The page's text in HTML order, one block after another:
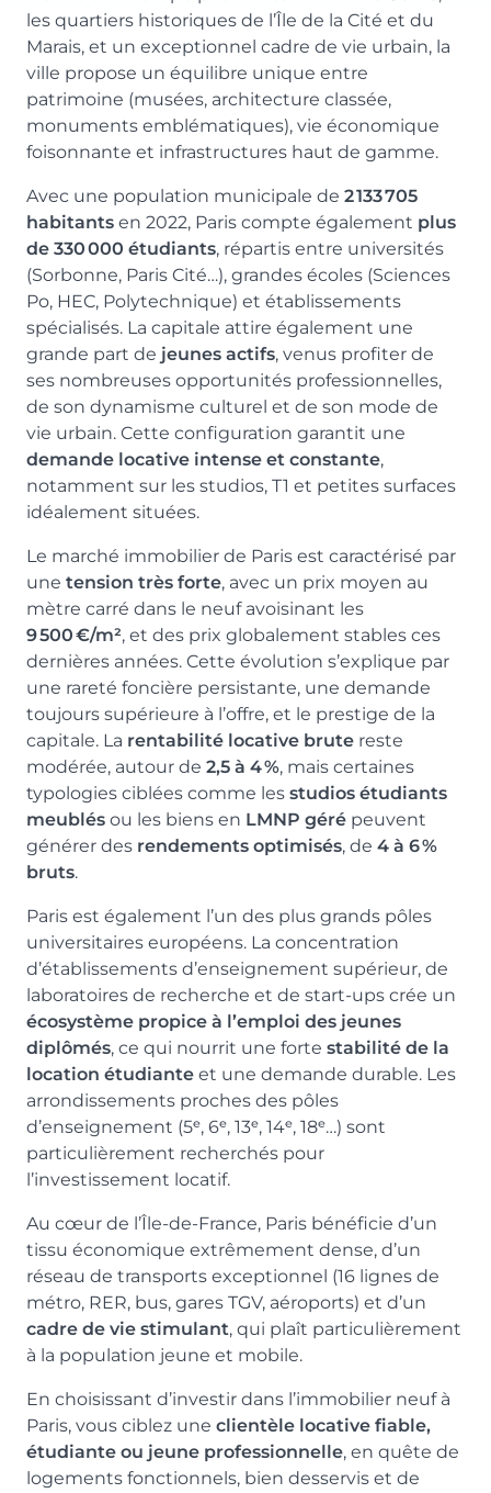
les quartiers historiques de l’Île de la Cité et du
Marais, et un exceptionnel cadre de vie urbain, la
ville propose un équilibre unique entre
patrimoine (musées, architecture classée,
monuments emblématiques), vie économique
foisonnante et infrastructures haut de gamme.
Avec une population municipale de 2 133 705
habitants en 2022, Paris compte également plus
de 330 000 étudiants, répartis entre universités
(Sorbonne, Paris Cité…), grandes écoles (Sciences
Po, HEC, Polytechnique) et établissements
spécialisés. La capitale attire également une
grande part de jeunes actifs, venus profiter de
ses nombreuses opportunités professionnelles,
de son dynamisme culturel et de son mode de
vie urbain. Cette configuration garantit une
demande locative intense et constante,
notamment sur les studios, T1 et petites surfaces
idéalement situées.
Le marché immobilier de Paris est caractérisé par
une tension très forte, avec un prix moyen au
mètre carré dans le neuf avoisinant les
9 500 €/m², et des prix globalement stables ces
dernières années. Cette évolution s’explique par
une rareté foncière persistante, une demande
toujours supérieure à l’offre, et le prestige de la
capitale. La rentabilité locative brute reste
modérée, autour de 2,5 à 4 %, mais certaines
typologies ciblées comme les studios étudiants
meublés ou les biens en LMNP géré peuvent
générer des rendements optimisés, de 4 à 6 %
bruts.
Paris est également l’un des plus grands pôles
universitaires européens. La concentration
d’établissements d’enseignement supérieur, de
laboratoires de recherche et de start-ups crée un
écosystème propice à l’emploi des jeunes
diplômés, ce qui nourrit une forte stabilité de la
location étudiante et une demande durable. Les
arrondissements proches des pôles
d’enseignement (5ᵉ, 6ᵉ, 13ᵉ, 14ᵉ, 18ᵉ…) sont
particulièrement recherchés pour
l’investissement locatif.
Au cœur de l’Île-de-France, Paris bénéficie d’un
tissu économique extrêmement dense, d’un
réseau de transports exceptionnel (16 lignes de
métro, RER, bus, gares TGV, aéroports) et d’un
cadre de vie stimulant, qui plaît particulièrement
à la population jeune et mobile.
En choisissant d’investir dans l’immobilier neuf à
Paris, vous ciblez une clientèle locative fiable,
étudiante ou jeune professionnelle, en quête de
logements fonctionnels, bien desservis et de